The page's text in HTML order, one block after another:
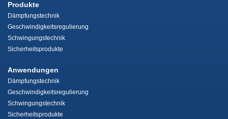
Produkte
Dämpfungstechnik
Geschwindigkeitsregulierung
Schwingungstechnik
Sicherheitsprodukte
Anwendungen
Dämpfungstechnik
Geschwindigkeitsregulierung
Schwingungstechnik
Sicherheitsprodukte